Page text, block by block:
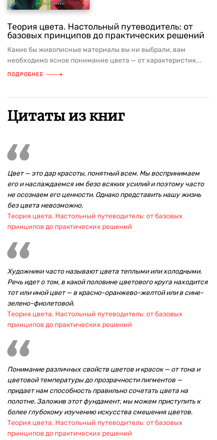
Теория цвета. Настольный путеводитель: от
базовых принципов до практических решений
Какие бы живописные материалы вы ни выбрали, вам
необходимо ясное понимание цвета — от характеристик...
ПОДРОБНЕЕ
Цитаты из книг
Цвет — это дар красоты, понятный всем. Мы воспринимаем
его и наслаждаемся им безо всяких усилий и поэтому часто
не осознаем его ценности. Однако представить нашу жизнь
без цвета невозможно.
Теория цвета. Настольный путеводитель: от базовых
принципов до практических решений
Художники часто называют цвета теплыми или холодными.
Речь идет о том, в какой половине цветового круга находится
тот или иной цвет — в красно-оранжево-желтой или в сине-
зелено-фиолетовой.
Теория цвета. Настольный путеводитель: от базовых
принципов до практических решений
Понимание различных свойств цветов и красок — от тона и
цветовой температуры до прозрачности пигментов —
придает нам способность правильно сочетать цвета на
полотне. Заложив этот фундамент, мы можем приступить к
более глубокому изучению искусства смешения цветов.
Теория цвета. Настольный путеводитель: от базовых
принципов до практических решений